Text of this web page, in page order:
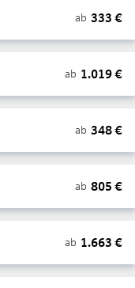
ab 333 €
ab 1.019€
ab 348€
ab 805 €
ab 1.663 €